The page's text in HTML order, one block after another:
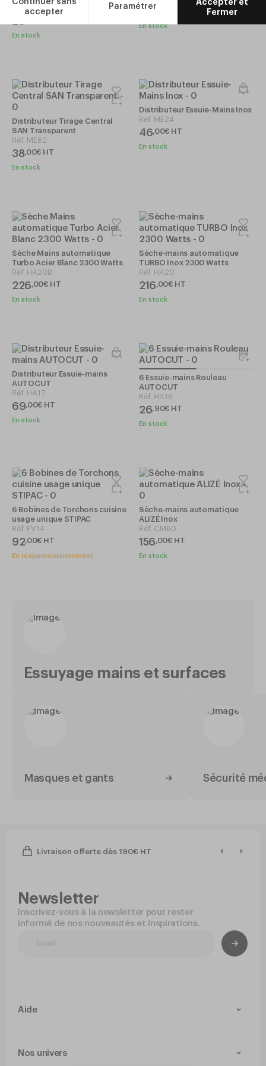
VW44
En stock
19,00
En stock
Distributeur Tirage Central
SAN Transparent
Réf. ME62
38,00€ HT
En stock
Distributeur Essuie-Mains Inox
Réf. ME24
46,00€ HT
En stock
Sèche Mains automatique
Turbo Acier Blanc 2300 Watts
Réf. HA20B
226,00€ HT
En stock
Sèche-mains automatique
TURBO Inox 2300 Watts
Réf. HA20
216,00€ HT
En stock
Distributeur Essuie-mains
AUTOCUT
Réf. HA17
69,00€ HT
En stock
6 Essuie-mains Rouleau
AUTOCUT
Réf. HA16
26,90€ HT
En stock
6 Bobines de Torchons cuisine
usage unique STIPAC
Réf. FV14
92,00€ HT
En réapprovisionnement
Sèche-mains automatique
ALIZÉ Inox
Réf. CM60
156,00€ HT
En stock
Essuyage mains et surfaces
Masques et gants Sécurité
Livraison offerte dès 190€ HT
Newsletter
Inscrivez-vous à la newsletter pour rester
informé de nos nouveautés et inspirations.
Aide
Livraison et retours
Nos univers